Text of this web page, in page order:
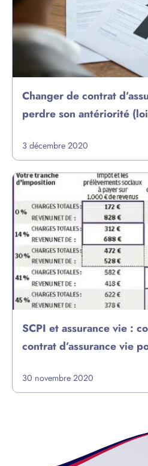
Changer de contrat
perdre son antériorité (loi
3 décembre 2020
SCPI et assurance vie :
contrat d’assurance vie
30 novembre 2020